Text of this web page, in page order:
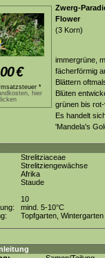
€
*
hier
Zwerg-
Flower
(3 Korn)
immergrüne,
fächerförmig
Blättern
Blüten
grünen bis
Es handelt
'Mandela's
Strelitziaceae
Strelitziengewächse
Afrika
Staude
10
mind. 5-10°C
Topfgarten, Wintergarten